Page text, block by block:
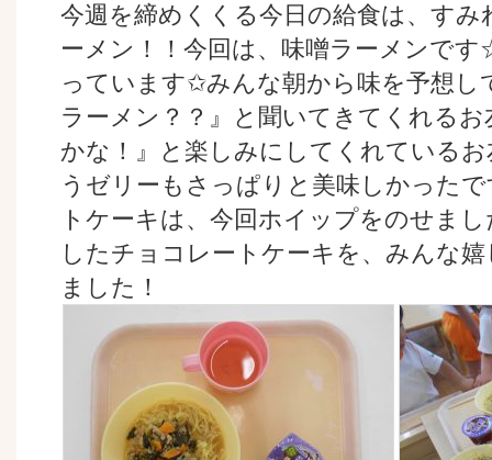
今週を締めくくる今日の給食は、す
ーメン！！今回は、味噌ラーメンで
っています✩みんな朝から味を予想し
ラーメン？？』と聞いてきてくれる
かな！』と楽しみにしてくれている
うゼリーもさっぱりと美味しかった
トケーキは、今回ホイップをのせま
したチョコレートケーキを、みんな
ました！